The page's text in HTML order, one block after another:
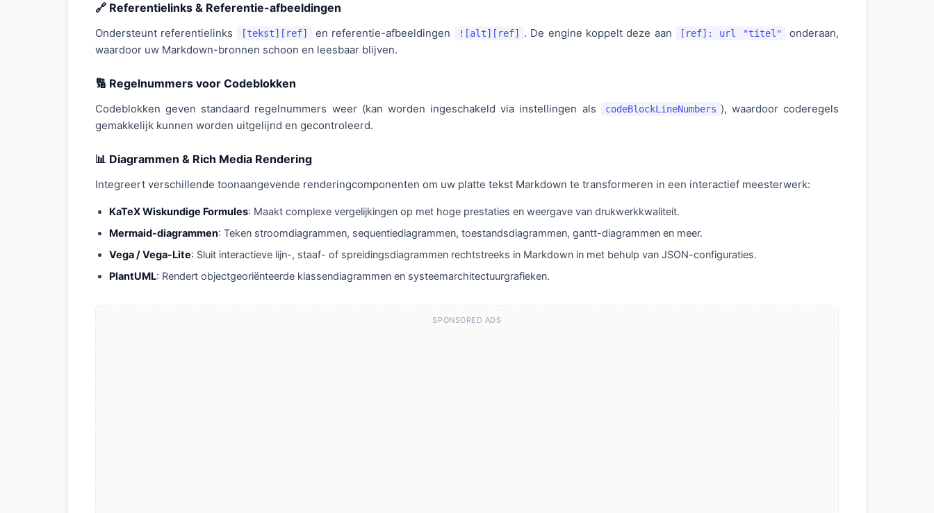
🔗 Referentielinks & Referentie-afbeeldingen
Ondersteunt referentielinks [tekst][ref] en referentie-afbeeldingen ![alt][ref] . De engine koppelt deze aan [ref]: url "titel"
onderaan,
waardoor uw Markdown-bronnen schoon en leesbaar blijven.
🔢 Regelnummers voor Codeblokken
Codeblokken geven standaard regelnummers weer (kan worden ingeschakeld via instellingen als codeBlockLineNumbers ), waardoor coderegels
gemakkelijk kunnen worden uitgelijnd en gecontroleerd.
📊 Diagrammen & Rich Media Rendering
Integreert verschillende toonaangevende renderingcomponenten om uw platte tekst Markdown te transformeren in een interactief meesterwerk:
KaTeX Wiskundige Formules: Maakt complexe vergelijkingen op met hoge prestaties en weergave van drukwerkkwaliteit.
Mermaid-diagrammen: Teken stroomdiagrammen, sequentiediagrammen, toestandsdiagrammen, gantt-diagrammen en meer.
Vega / Vega-Lite: Sluit interactieve lijn-, staaf- of spreidingsdiagrammen rechtstreeks in Markdown in met behulp van JSON-configuraties.
PlantUML: Rendert objectgeoriënteerde klassendiagrammen en systeemarchitectuurgrafieken.
SPONSORED ADS